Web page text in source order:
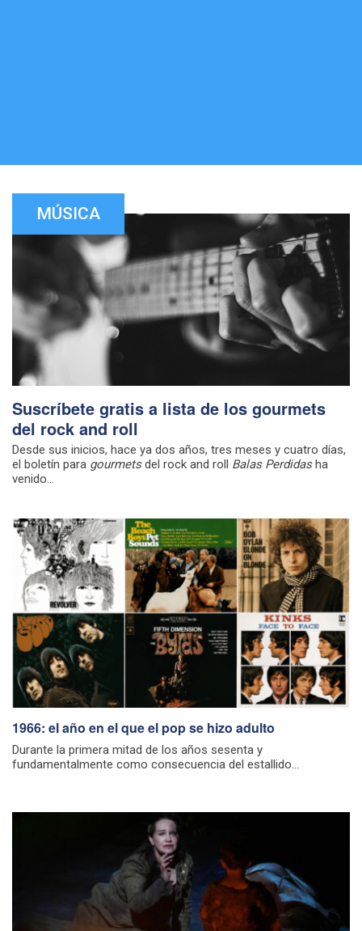
MÚSICA
Suscríbete gratis a lista de los gourmets
del rock and roll
Desde sus inicios, hace ya dos años, tres meses y cuatro días,
el boletín para gourmetsdel rock and roll Balas Perdidasha
venido...
1966: el año en el que el pop se hizo adulto
Durante la primera mitad de los años sesenta y
fundamentalmente como consecuencia del estallido...